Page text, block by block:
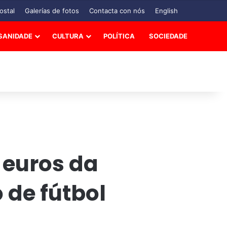
Galerías de fotos Contacta con nós English
CULTURA POLÍTICA SOCIEDADE
da
de fútbol